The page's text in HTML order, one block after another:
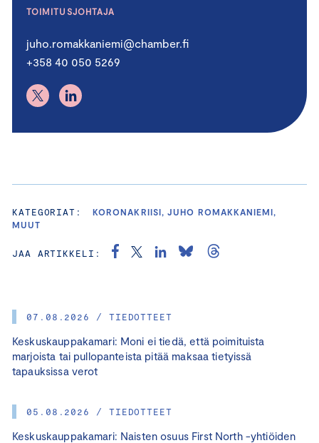
07.08.2026 / TIEDOTTEET
Keskuskauppakamari: Moni ei tiedä, että poimituista
marjoista tai pullopanteista pitää maksaa tietyissä
tapauksissa verot
05.08.2026 / TIEDOTTEET
Keskuskauppakamari: Naisten osuus First North -yhtiöiden
TOIMITUSJOHTAJA
juho.romakkaniemi@chamber.fi
+358 40 050 5269
KATEGORIAT:
KORONAKRIISI, JUHO ROMAKKANIEMI,
MUUT
JAA ARTIKKELI: